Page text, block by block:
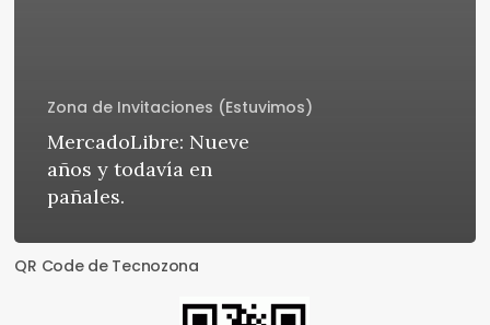
Zona de Invitaciones (Estuvimos)
MercadoLibre: Nueve
años y todavía en
pañales.
QR Code de Tecnozona